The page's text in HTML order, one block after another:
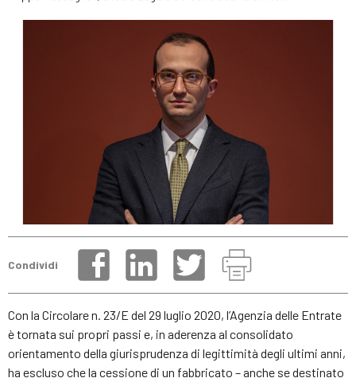
Condividi
Con la Circolare n. 23/E del 29 luglio 2020, l’Agenzia delle Entrate
è tornata sui propri passi e, in aderenza al consolidato
orientamento della giurisprudenza di legittimità degli ultimi anni,
ha escluso che la cessione di un fabbricato – anche se destinato